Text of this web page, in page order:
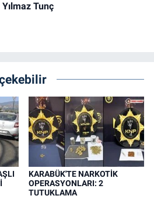
Tunç
KARABÜK'TE NARKOTİK
OPERASYONLARI: 2
TUTUKLAMA